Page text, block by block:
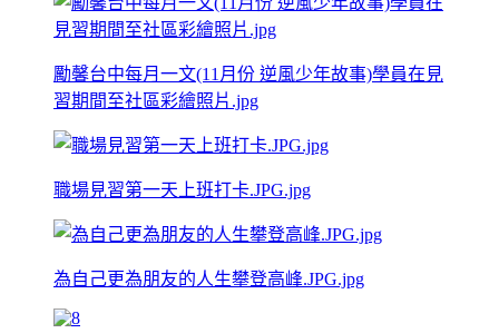
勵馨台中每月一文(11月份 逆風少年故事)學員在見
習期間至社區彩繪照片.jpg
職場見習第一天上班打卡.JPG.jpg
為自己更為朋友的人生攀登高峰.JPG.jpg